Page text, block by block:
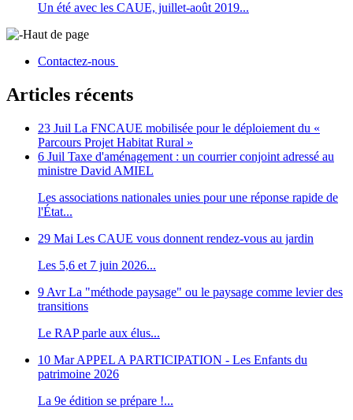
Un été avec les CAUE, juillet-août 2019...
Haut de page
Contactez-nous
Articles récents
23 Juil La FNCAUE mobilisée pour le déploiement du «
Parcours Projet Habitat Rural »
6 Juil Taxe d'aménagement : un courrier conjoint adressé au
ministre David AMIEL
Les associations nationales unies pour une réponse rapide de
l'État...
29 Mai Les CAUE vous donnent rendez-vous au jardin
Les 5,6 et 7 juin 2026...
9 Avr La "méthode paysage" ou le paysage comme levier des
transitions
Le RAP parle aux élus...
10 Mar APPEL A PARTICIPATION - Les Enfants du
patrimoine 2026
La 9e édition se prépare !...